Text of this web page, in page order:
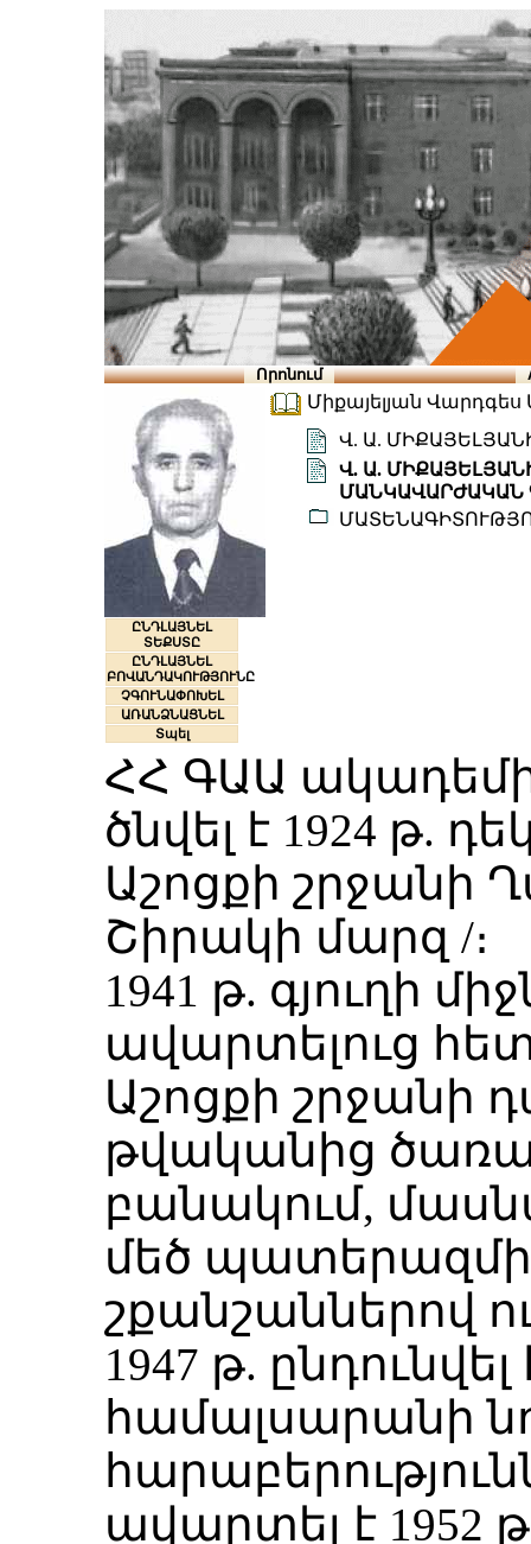
Որոնում
ԸՆԴԼԱՅՆԵԼ
ՏԵՔՍՏԸ
ԸՆԴԼԱՅՆԵԼ
ԲՈՎԱՆԴԱԿՈՒԹՅՈՒՆԸ
ՉԳՈՒՆԱՓՈԽԵԼ
ԱՌԱՆՁՆԱՑՆԵԼ
Տպել
Միքայելյան Վարդգես
Վ. Ա.
Վ. Ա.
ՄԱՆԿԱՎԱՐԺԱԿԱՆ
ՀՀ ԳԱԱ
ծնվել է 1924 թ.
Աշոցքի շրջանի
Շիրակի մարզ /։
1941 թ. գյուղի
ավարտելուց
Աշոցքի շրջանի
թվականից
բանակում,
մեծ
շքանշաններով
1947 թ.
համալսարանի
ավարտել է 1952